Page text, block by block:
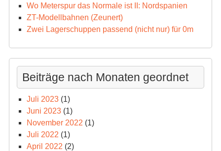
Wo Meterspur das Normale ist II: Nordspanien
ZT-Modellbahnen (Zeunert)
Zwei Lagerschuppen passend (nicht nur) für 0m
Beiträge nach Monaten geordnet
Juli 2023(1)
Juni 2023(1)
November 2022 (1)
Juli 2022 (1)
April 2022 (2)